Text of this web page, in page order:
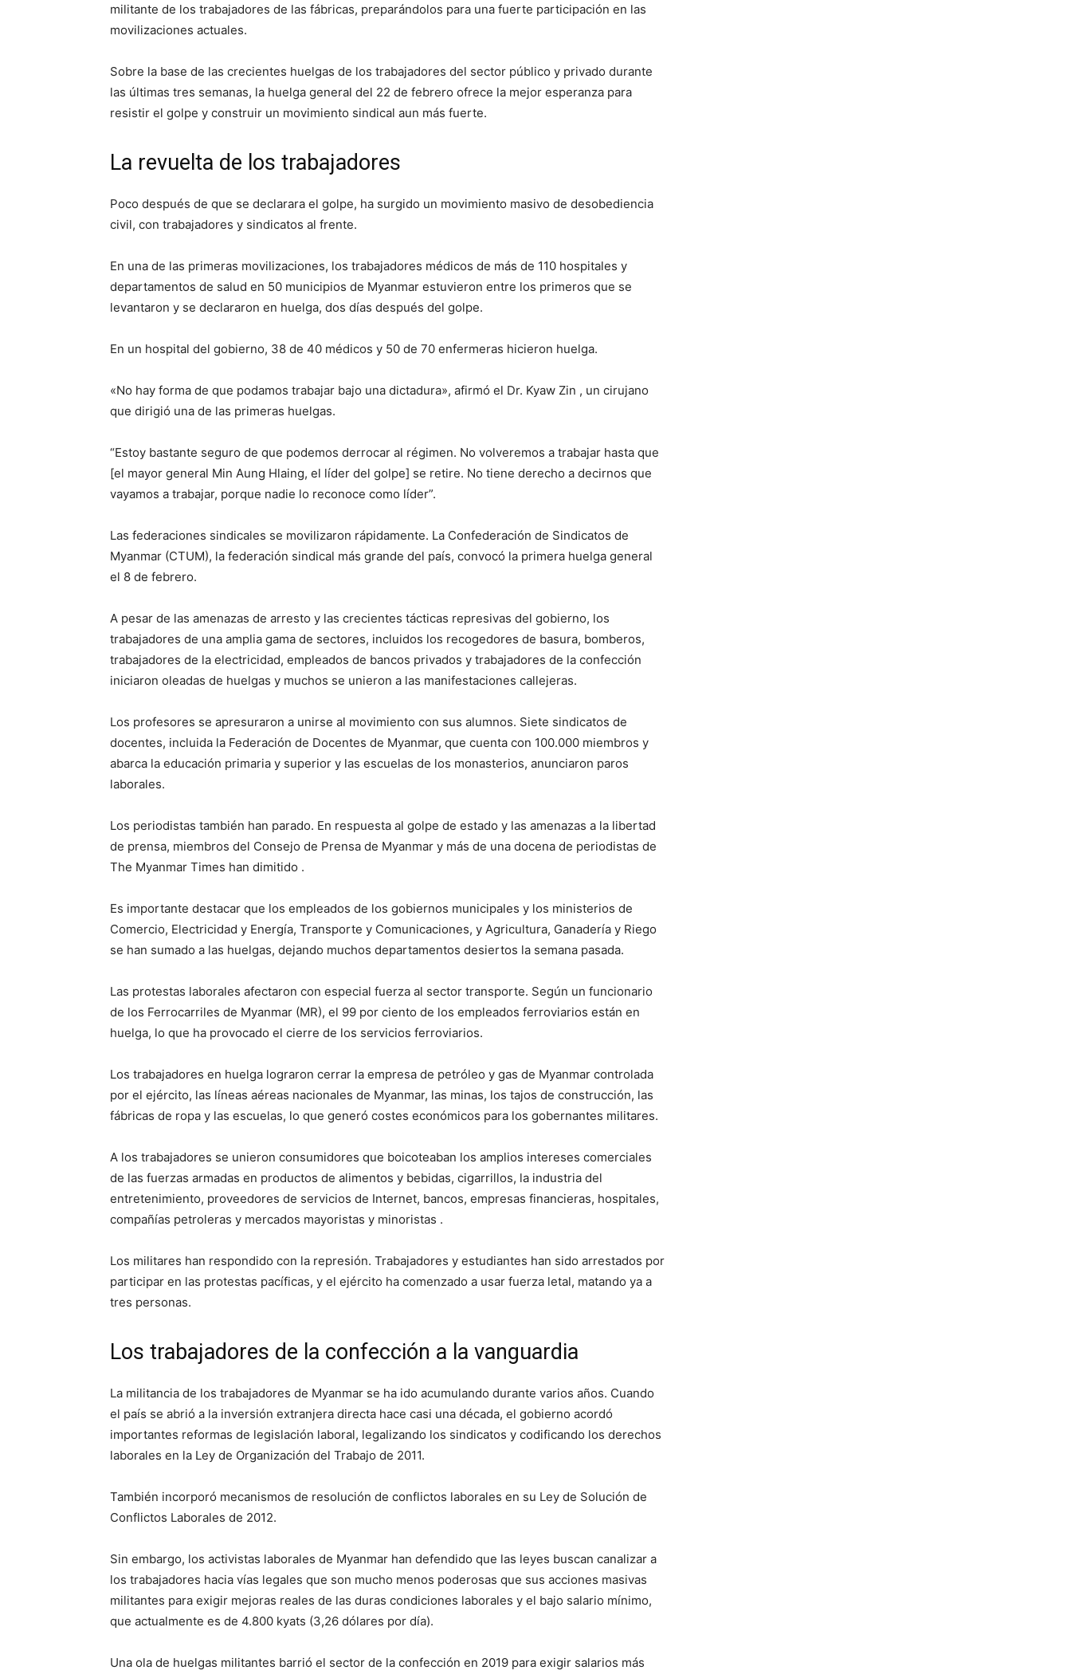
militante de los trabajadores de las fábricas, preparándolos para una fuerte participación en las
movilizaciones actuales.
Sobre la base de las crecientes huelgas de los trabajadores del sector público y privado durante
las últimas tres semanas, la huelga general del 22 de febrero ofrece la mejor esperanza para
resistir el golpe y construir un movimiento sindical aun más fuerte.
La revuelta de los trabajadores
Poco después de que se declarara el golpe, ha surgido un movimiento masivo de desobediencia
civil, con trabajadores y sindicatos al frente.
En una de las primeras movilizaciones, los trabajadores médicos de más de 110 hospitales y
departamentos de salud en 50 municipios de Myanmar estuvieron entre los primeros que se
levantaron y se declararon en huelga, dos días después del golpe.
En un hospital del gobierno, 38 de 40 médicos y 50 de 70 enfermeras hicieron huelga.
«No hay forma de que podamos trabajar bajo una dictadura», afirmó el Dr. Kyaw Zin , un cirujano
que dirigió una de las primeras huelgas.
“Estoy bastante seguro de que podemos derrocar al régimen. No volveremos a trabajar hasta que
[el mayor general Min Aung Hlaing, el líder del golpe] se retire. No tiene derecho a decirnos que
vayamos a trabajar, porque nadie lo reconoce como líder”.
Las federaciones sindicales se movilizaron rápidamente. La Confederación de Sindicatos de
Myanmar (CTUM), la federación sindical más grande del país, convocó la primera huelga general
el 8 de febrero.
A pesar de las amenazas de arresto y las crecientes tácticas represivas del gobierno, los
trabajadores de una amplia gama de sectores, incluidos los recogedores de basura, bomberos,
trabajadores de la electricidad, empleados de bancos privados y trabajadores de la confección
iniciaron oleadas de huelgas y muchos se unieron a las manifestaciones callejeras.
Los profesores se apresuraron a unirse al movimiento con sus alumnos. Siete sindicatos de
docentes, incluida la Federación de Docentes de Myanmar, que cuenta con 100.000 miembros y
abarca la educación primaria y superior y las escuelas de los monasterios, anunciaron paros
laborales.
Los periodistas también han parado. En respuesta al golpe de estado y las amenazas a la libertad
de prensa, miembros del Consejo de Prensa de Myanmar y más de una docena de periodistas de
The Myanmar Times han dimitido .
Es importante destacar que los empleados de los gobiernos municipales y los ministerios de
Comercio, Electricidad y Energía, Transporte y Comunicaciones, y Agricultura, Ganadería y Riego
se han sumado a las huelgas, dejando muchos departamentos desiertos la semana pasada.
Las protestas laborales afectaron con especial fuerza al sector transporte. Según un funcionario
de los Ferrocarriles de Myanmar (MR), el 99 por ciento de los empleados ferroviarios están en
huelga, lo que ha provocado el cierre de los servicios ferroviarios.
Los trabajadores en huelga lograron cerrar la empresa de petróleo y gas de Myanmar controlada
por el ejército, las líneas aéreas nacionales de Myanmar, las minas, los tajos de construcción, las
fábricas de ropa y las escuelas, lo que generó costes económicos para los gobernantes militares.
A los trabajadores se unieron consumidores que boicoteaban los amplios intereses comerciales
de las fuerzas armadas en productos de alimentos y bebidas, cigarrillos, la industria del
entretenimiento, proveedores de servicios de Internet, bancos, empresas financieras, hospitales,
compañías petroleras y mercados mayoristas y minoristas .
Los militares han respondido con la represión. Trabajadores y estudiantes han sido arrestados por
participar en las protestas pacíficas, y el ejército ha comenzado a usar fuerza letal, matando ya a
tres personas.
Los trabajadores de la confección a la vanguardia
La militancia de los trabajadores de Myanmar se ha ido acumulando durante varios años. Cuando
el país se abrió a la inversión extranjera directa hace casi una década, el gobierno acordó
importantes reformas de legislación laboral, legalizando los sindicatos y codificando los derechos
laborales en la Ley de Organización del Trabajo de 2011.
También incorporó mecanismos de resolución de conflictos laborales en su Ley de Solución de
Conflictos Laborales de 2012.
Sin embargo, los activistas laborales de Myanmar han defendido que las leyes buscan canalizar a
los trabajadores hacia vías legales que son mucho menos poderosas que sus acciones masivas
militantes para exigir mejoras reales de las duras condiciones laborales y el bajo salario mínimo,
que actualmente es de 4.800 kyats (3,26 dólares por día).
Una ola de huelgas militantes barrió el sector de la confección en 2019 para exigir salarios más